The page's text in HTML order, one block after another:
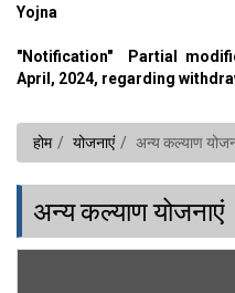
Yojna
"Notification" Partial
April, 2024, regarding
होम योजनाएं अन्य कल्याण
अन्य कल्याण योजनाएं